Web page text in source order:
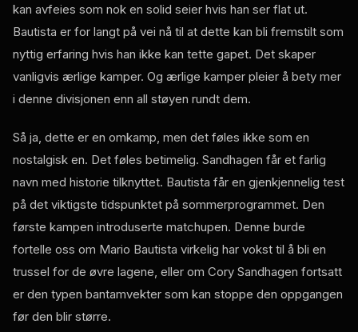
kan avfeies som nok en solid seier hvis han ser flat ut.
Bautista er for langt på vei nå til at dette kan bli fremstilt som
nyttig erfaring hvis han ikke kan tette gapet. Det skaper
vanligvis ærlige kamper. Og ærlige kamper pleier å bety mer
i denne divisjonen enn all støyen rundt dem.
Så ja, dette er en omkamp, ​​men det føles ikke som en
nostalgisk en. Det føles betimelig. Sandhagen får et farlig
navn med historie tilknyttet. Bautista får en gjenkjennelig test
på det viktigste tidspunktet på sommerprogrammet. Den
første kampen introduserte matchupen. Denne burde
fortelle oss om Mario Bautista virkelig har vokst til å bli en
trussel for de øvre lagene, eller om Cory Sandhagen fortsatt
er den typen bantamvekter som kan stoppe den oppgangen
før den blir større.